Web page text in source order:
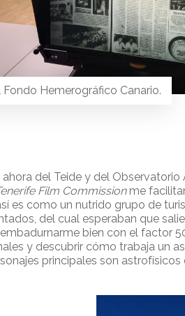
Fondo Hemerográfico Canario.
del Teide y del
Film Commissionme
es como un nutrido grupo de
del cual esperaban que
embadurnarme bien con el factor
y descubrir cómo trabaja un
principales son